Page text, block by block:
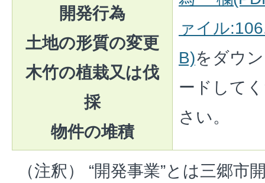
開発行為
土地の形質の変更
木竹の植栽又は伐
採
物件の堆積
ァイル
B)をダウ
ードして
さい。
（注釈） “開発事業”とは三郷市